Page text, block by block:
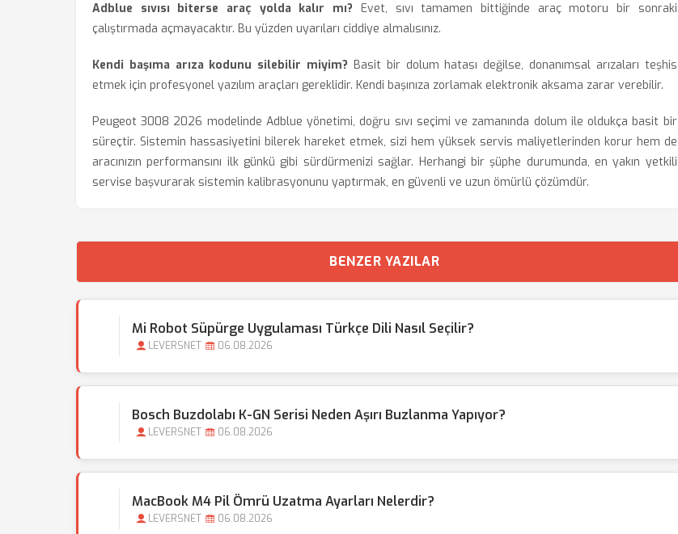
Adblue sıvısı biterse araç yolda kalır mı? Evet, sıvı tamamen bittiğinde araç motoru bir sonraki
çalıştırmada açmayacaktır. Bu yüzden uyarıları ciddiye almalısınız.
Kendi başıma arıza kodunu silebilir miyim? Basit bir dolum hatası değilse, donanımsal arızaları teşhis
etmek için profesyonel yazılım araçları gereklidir. Kendi başınıza zorlamak elektronik aksama zarar verebilir.
Peugeot 3008 2026 modelinde Adblue yönetimi, doğru sıvı seçimi ve zamanında dolum ile oldukça basit bir
süreçtir. Sistemin hassasiyetini bilerek hareket etmek, sizi hem yüksek servis maliyetlerinden korur hem de
aracınızın performansını ilk günkü gibi sürdürmenizi sağlar. Herhangi bir şüphe durumunda, en yakın yetkili
servise başvurarak sistemin kalibrasyonunu yaptırmak, en güvenli ve uzun ömürlü çözümdür.
BENZER YAZILAR
Mi Robot Süpürge Uygulaması Türkçe Dili Nasıl Seçilir?
LEVERSNET 06.08.2026
Bosch Buzdolabı K-GN Serisi Neden Aşırı Buzlanma Yapıyor?
LEVERSNET 06.08.2026
MacBook M4 Pil Ömrü Uzatma Ayarları Nelerdir?
LEVERSNET 06.08.2026